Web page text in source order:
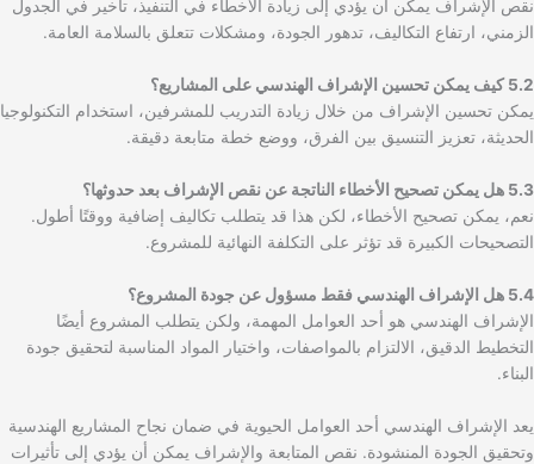
نقص الإشراف يمكن أن يؤدي إلى زيادة الأخطاء في التنفيذ، تأخير في الجدول
الزمني، ارتفاع التكاليف، تدهور الجودة، ومشكلات تتعلق بالسلامة العامة.
5.2 كيف يمكن تحسين الإشراف الهندسي على المشاريع؟
يمكن تحسين الإشراف من خلال زيادة التدريب للمشرفين، استخدام التكنولوجيا
الحديثة، تعزيز التنسيق بين الفرق، ووضع خطة متابعة دقيقة.
5.3 هل يمكن تصحيح الأخطاء الناتجة عن نقص الإشراف بعد حدوثها؟
نعم، يمكن تصحيح الأخطاء، لكن هذا قد يتطلب تكاليف إضافية ووقتًا أطول.
التصحيحات الكبيرة قد تؤثر على التكلفة النهائية للمشروع.
5.4 هل الإشراف الهندسي فقط مسؤول عن جودة المشروع؟
الإشراف الهندسي هو أحد العوامل المهمة، ولكن يتطلب المشروع أيضًا
التخطيط الدقيق، الالتزام بالمواصفات، واختيار المواد المناسبة لتحقيق جودة
البناء.
يعد الإشراف الهندسي أحد العوامل الحيوية في ضمان نجاح المشاريع الهندسية
وتحقيق الجودة المنشودة. نقص المتابعة والإشراف يمكن أن يؤدي إلى تأثيرات